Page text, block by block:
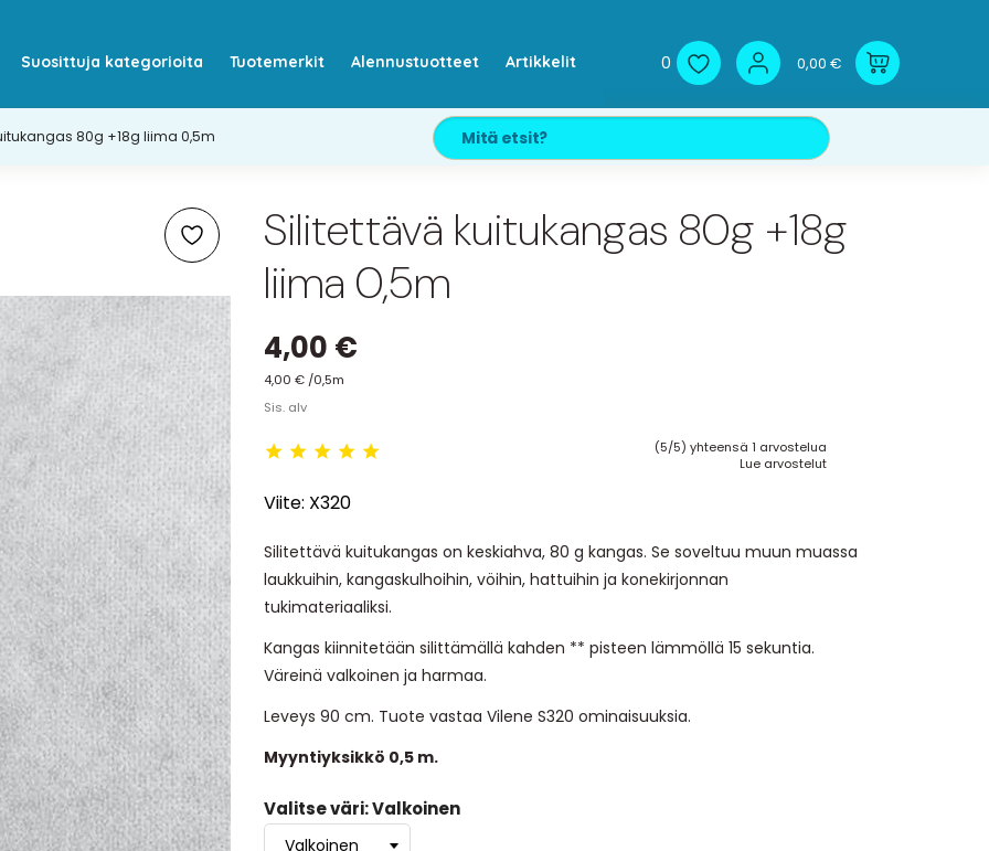
Suosittuja kategorioita Tuotemerkit Alennustuotteet Artikkelit 0 0,00 €
80g +18g liima 0,5m
Silitettävä kuitukangas 80g +18g
liima 0,5m
4,00 €
4,00 € /0,5m
Sis. alv
(5/5) yhteensä 1 arvostelua
Lue arvostelut
Viite: X320
Silitettävä kuitukangas on keskiahva, 80 g kangas. Se soveltuu muun muassa
laukkuihin, kangaskulhoihin, vöihin, hattuihin ja konekirjonnan
tukimateriaaliksi.
Kangas kiinnitetään silittämällä kahden ** pisteen lämmöllä 15 sekuntia.
Väreinä valkoinen ja harmaa.
Leveys 90 cm. Tuote vastaa Vilene S320 ominaisuuksia.
Myyntiyksikkö 0,5 m.
Valitse väri: Valkoinen